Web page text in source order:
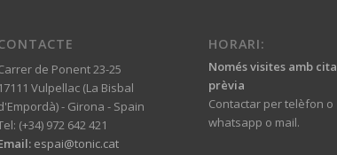
de Ponent 23-25
17111 Vulpellac (La Bisbal
- Girona - Spain
(+34) 972 642 421
espai@tonic.cat
HORARI:
Només visites amb cita
prèvia
Contactar per telèfon o
whatsapp o mail.